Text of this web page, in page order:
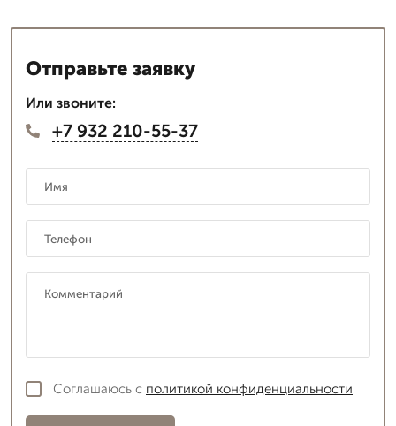
Отправьте заявку
Или звоните:
+7 932 210-55-37
Соглашаюсь с политикой конфиденциальности